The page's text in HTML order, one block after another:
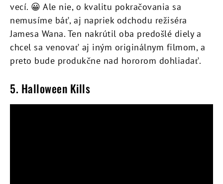
vecí. 😀 Ale nie, o kvalitu pokračovania sa
nemusíme báť, aj napriek odchodu režiséra
Jamesa Wana. Ten nakrútil oba predošlé diely a
chcel sa venovať aj iným originálnym filmom, a
preto bude produkčne nad hororom dohliadať.
5. Halloween Kills